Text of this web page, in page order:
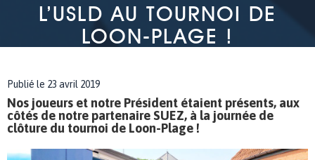
L’USLD AU TOURNOI DE
LOON-PLAGE !
Publié le 23 avril 2019
Nos joueurs et notre Président étaient présents, aux
côtés de notre partenaire SUEZ, à la journée de
clôture du tournoi de Loon-Plage !